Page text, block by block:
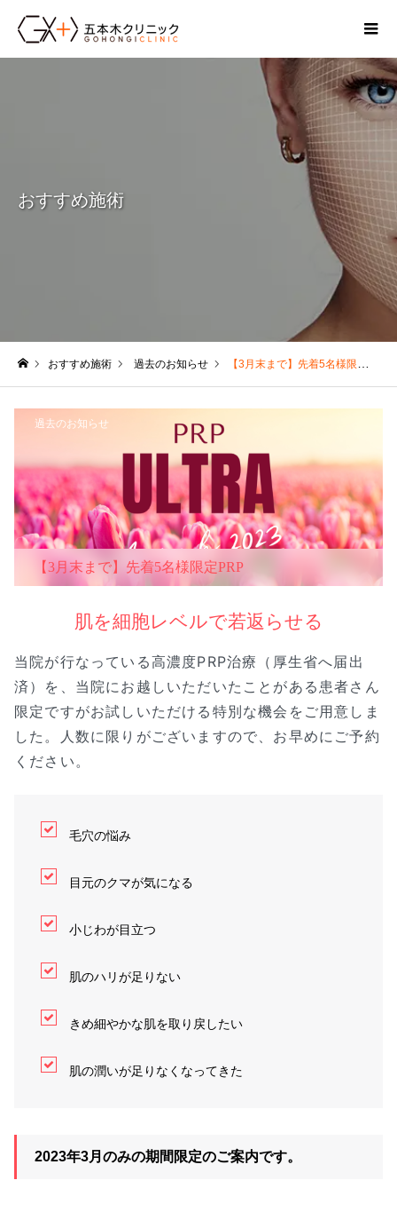
おすすめ施術
おすすめ施術 過去のお知らせ 【3月末まで】先着5名様限定PRP
過去のお知らせ
【3月末まで】先着5名様限定PRP
肌を細胞レベルで若返らせる
当院が行なっている高濃度PRP治療（厚生省へ届出
済）を、当院にお越しいただいたことがある患者さん
限定ですがお試しいただける特別な機会をご用意しま
した。人数に限りがございますので、お早めにご予約
ください。
毛穴の悩み
目元のクマが気になる
小じわが目立つ
肌のハリが足りない
きめ細やかな肌を取り戻したい
肌の潤いが足りなくなってきた
2023年3月のみの期間限定のご案内です。